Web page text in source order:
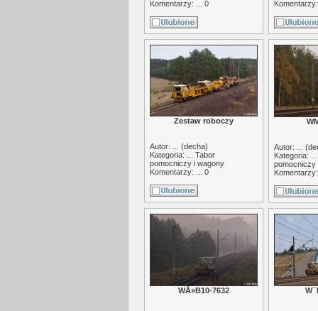
Komentarzy: ... 0
Zestaw roboczy
Autor: ... (decha)
Kategoria: ... Tabor
pomocniczy i wagony
Komentarzy: ... 0
Autor: ... (
Kategoria:
pomocniczy
WÅ»B10-7632